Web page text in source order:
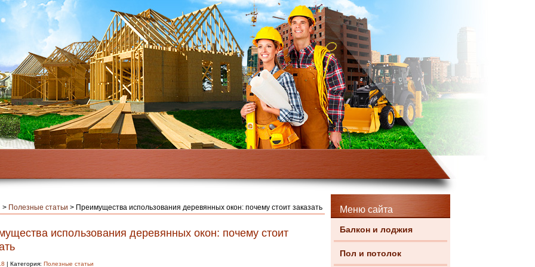
Меню сайта
Балкон и лоджия
Пол и потолок
> Полезные статьи > Преимущества использования деревянных окон: почему стоит заказать
использования деревянных окон: почему стоит
| Категория: Полезные статьи